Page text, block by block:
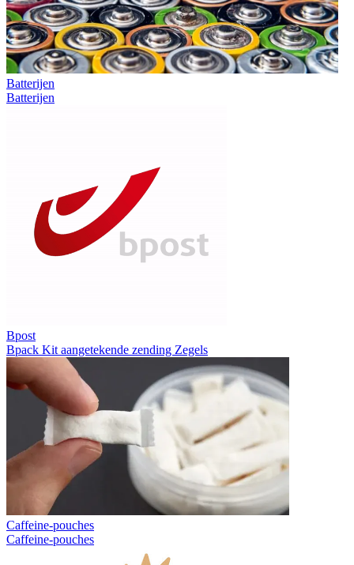
Batterijen
Batterijen
Bpost
Bpack Kit aangetekende zending Zegels
Caffeine-pouches
Caffeine-pouches